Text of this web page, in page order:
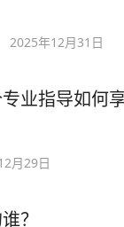
2025年12月31日
业指导如何
月29日
？